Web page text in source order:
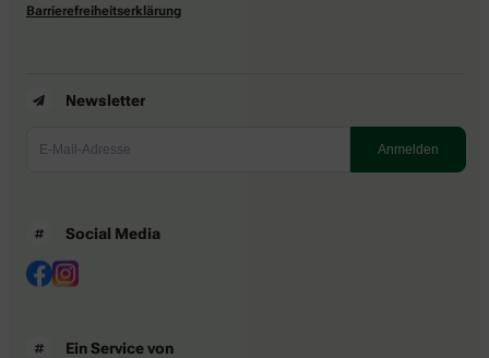
Barrierefreiheitserklärung
Newsletter
Social Media
Ein Service von